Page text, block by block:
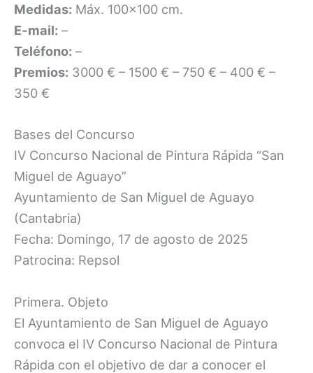
Medidas: Máx. 100×100 cm.
E-mail: –
Teléfono: –
Premios: 3000 € – 1500 € – 750 € – 400 € –
350 €
Bases del Concurso
IV Concurso Nacional de Pintura Rápida “San
Miguel de Aguayo”
Ayuntamiento de San Miguel de Aguayo
(Cantabria)
Fecha: Domingo, 17 de agosto de 2025
Patrocina: Repsol
Primera. Objeto
El Ayuntamiento de San Miguel de Aguayo
convoca el IV Concurso Nacional de Pintura
Rápida con el objetivo de dar a conocer el